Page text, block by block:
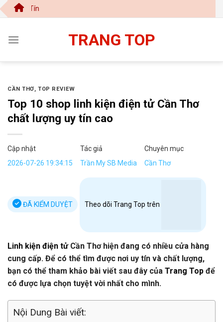
Chuyển
đến
dung
TRANG TOP
CẦN THƠ,TOP REVIEW
Top 10 shop linh kiện điện tử Cần Thơ
chất lượng uy tín cao
Cập nhật
2026-07-26 19:34:15
Tác giả
Trần My SB Media
Chuyên mục
Cần Thơ
ĐÃ KIỂM DUYỆT Theo dõi Trang Top trên
Linh kiện điện tửCần Thơ hiện đang có nhiều cửa hàng
cung cấp. Để có thể tìm được nơi uy tín và chất lượng,
bạn có thể tham khảo bài viết sau đây của Trang Top để
có được lựa chọn tuyệt vời nhất cho mình.
Nội Dung Bài viết: